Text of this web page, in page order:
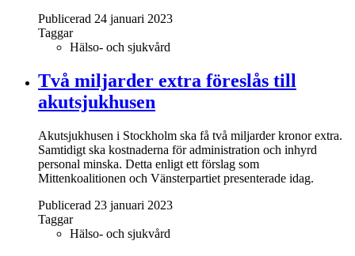
Publicerad 24 januari 2023
Taggar
Hälso- och sjukvård
Två miljarder extra föreslås till
akutsjukhusen
Akutsjukhusen i Stockholm ska få två miljarder kronor extra.
Samtidigt ska kostnaderna för administration och inhyrd
personal minska. Detta enligt ett förslag som
Mittenkoalitionen och Vänsterpartiet presenterade idag.
Publicerad 23 januari 2023
Taggar
Hälso- och sjukvård